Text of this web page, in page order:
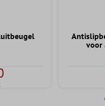
voor